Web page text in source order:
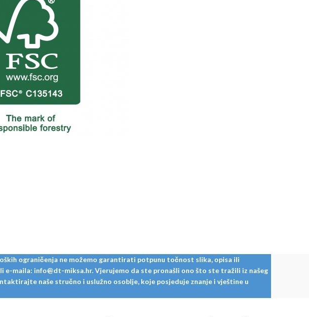
ograničenja ne možemo garantirati potpunu točnost slika, opisa ili
maila: info@dt-miksa.hr. Vjerujemo da ste pronašli ono što ste tražili iz našeg
naše stručno i uslužno osoblje, koje posjeduje znanje i vještine u